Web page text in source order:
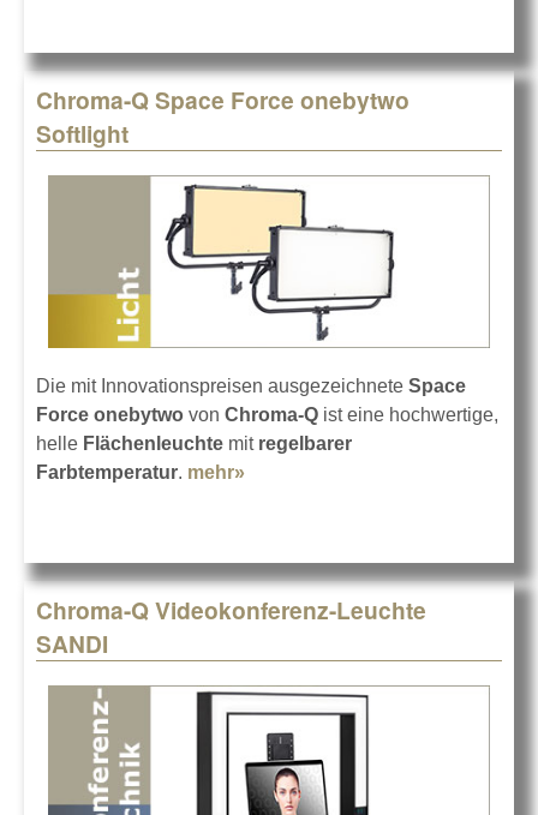
Chroma-Q Space Force onebytwo
Softlight
Die mit Innovationspreisen ausgezeichnete Space
Force onebytwo von Chroma-Q ist eine hochwertige,
helle Flächenleuchte mit regelbarer
Farbtemperatur. mehr»
Chroma-Q Videokonferenz-Leuchte
SANDI